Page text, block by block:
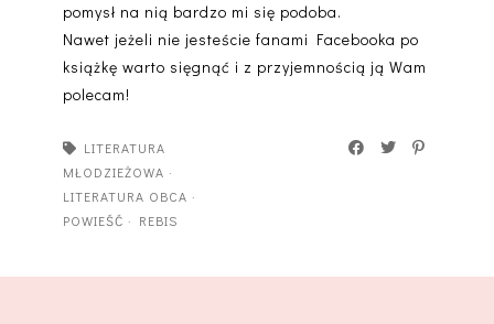
pomysł na nią bardzo mi się podoba.
Nawet jeżeli nie jesteście fanami Facebooka po
książkę warto sięgnąć i z przyjemnością ją Wam
polecam!
LITERATURA
MŁODZIEŻOWA ·
LITERATURA OBCA ·
POWIEŚĆ · REBIS